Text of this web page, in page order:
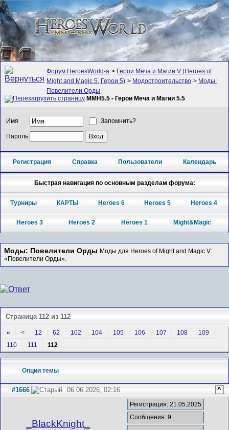
Форум HeroesWorld-а > Герои Меча и Магии V (Heroes of
Might and Magic 5, Герои 5) > Модостроительство > Моды:
Повелители Орды
MMH5.5 - Герои Меча и Магии 5.5
Имя Запомнить?
Пароль
Регистрация Справка Пользователи Календарь
Быстрая навигация по основным разделам форума:
Турниры КАРТЫ Heroes 6 Heroes 5 Heroes 4
Heroes 3 Heroes 2 Heroes 1 Might&Magic
Моды: Повелители Орды Моды для Heroes of Might and Magic V:
«Повелители Орды».
Страница 112 из 112
« < 12 62 102 104 105 106 107 108
109
110
111 112
Опции темы
#1666 06.06.2026, 02:16 ^
_BlackKnight_
Регистрация: 21.05.2025
Сообщения: 9